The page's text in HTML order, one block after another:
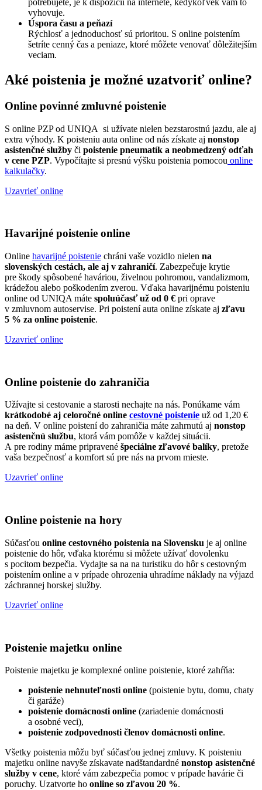
potrebujete, je k dispozícii na internete, kedykoľvek vám to
vyhovuje.
Úspora času a peňazí
Rýchlosť a jednoduchosť sú prioritou. S online poistením
šetríte cenný čas a peniaze, ktoré môžete venovať dôležitejším
veciam.
Aké poistenia je možné uzatvoriť online?
Online povinné zmluvné poistenie
S online PZP od UNIQA si užívate nielen bezstarostnú jazdu, ale aj
extra výhody. K poisteniu auta online od nás získate aj nonstop
asistenčné služby či poistenie pneumatík a neobmedzený odťah
v cene PZP. Vypočítajte si presnú výšku poistenia pomocou online
kalkulačky.
Uzavrieť online
Havarijné poistenie online
Online havarijné poistenie chráni vaše vozidlo nielen na
slovenských cestách, ale aj v zahraničí. Zabezpečuje krytie
pre škody spôsobené haváriou, živelnou pohromou, vandalizmom,
krádežou alebo poškodením zverou. Vďaka havarijnému poisteniu
online od UNIQA máte spoluúčasť už od 0 € pri oprave
v zmluvnom autoservise. Pri poistení auta online získate aj zľavu
5 % za online poistenie.
Uzavrieť online
Online poistenie do zahraničia
Užívajte si cestovanie a starosti nechajte na nás. Ponúkame vám
krátkodobé aj celoročné online cestovné poistenie už od 1,20 €
na deň. V online poistení do zahraničia máte zahrnutú aj nonstop
asistenčnú službu, ktorá vám pomôže v každej situácii.
A pre rodiny máme pripravené špeciálne zľavové balíky, pretože
vaša bezpečnosť a komfort sú pre nás na prvom mieste.
Uzavrieť online
Online poistenie na hory
Súčasťou online cestovného poistenia na Slovensku je aj online
poistenie do hôr, vďaka ktorému si môžete užívať dovolenku
s pocitom bezpečia. Vydajte sa na na turistiku do hôr s cestovným
poistením online a v prípade ohrozenia uhradíme náklady na výjazd
záchrannej horskej služby.
Uzavrieť online
Poistenie majetku online
Poistenie majetku je komplexné online poistenie, ktoré zahŕňa:
poistenie nehnuteľnosti online (poistenie bytu, domu, chaty
či garáže)
poistenie domácnosti online (zariadenie domácnosti
a osobné veci),
poistenie zodpovednosti členov domácnosti online.
Všetky poistenia môžu byť súčasťou jednej zmluvy. K poisteniu
majetku online navyše získavate nadštandardné nonstop asistenčné
služby v cene, ktoré vám zabezpečia pomoc v prípade havárie či
poruchy. Uzatvorte ho online so zľavou 20 %.